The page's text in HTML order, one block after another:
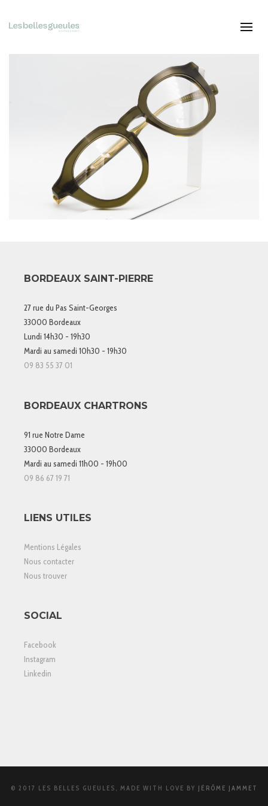
BORDEAUX SAINT-PIERRE
27 rue du Pas Saint-Georges
33000 Bordeaux
Lundi 14h30 - 19h30
Mardi au samedi 10h30 - 19h30
09 83 55 37 01
BORDEAUX CHARTRONS
91 rue Notre Dame
33000 Bordeaux
Mardi au samedi 11h00 - 19h00
09 86 67 19 71
LIENS UTILES
Mentions Légales
Nous contacter
Nous trouver
SOCIAL
Facebook
Instagram
Linkedin
© 2017 LES BELLES GUEULES, MADE WITH LOVE BY JÉRÔME JAMMET